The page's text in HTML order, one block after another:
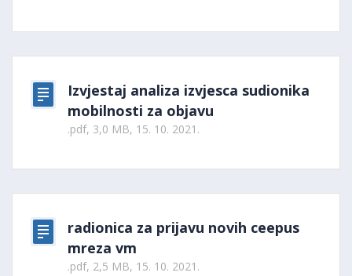
Izvjestaj analiza izvjesca sudionika
mobilnosti za objavu
.pdf, 3,0 MB, 15. 10. 2021.
radionica za prijavu novih ceepus
mreza vm
.pdf, 2,5 MB, 15. 10. 2021.